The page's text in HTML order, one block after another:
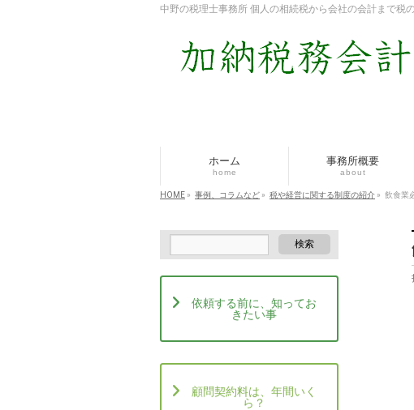
中野の税理士事務所 個人の相続税から会社の会計まで税
ホーム
home
事務所概要
about
HOME » 事例、コラムなど » 税や経営に関する制度の紹介 » 飲食業
依頼する前に、知ってお
きたい事
顧問契約料は、年間いく
ら？